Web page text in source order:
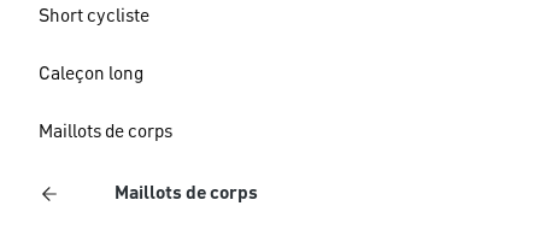
Short cycliste
Caleçon long
Maillots de corps
Maillots de corps